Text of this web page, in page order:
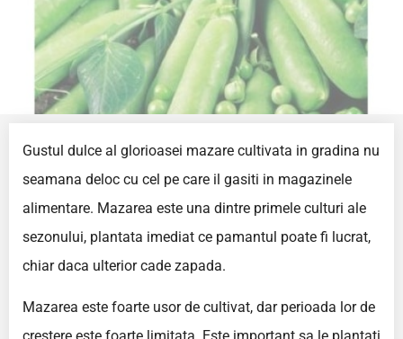
Gustul dulce al glorioasei mazare cultivata in gradina nu
seamana deloc cu cel pe care il gasiti in magazinele
alimentare. Mazarea este una dintre primele culturi ale
sezonului, plantata imediat ce pamantul poate fi lucrat,
chiar daca ulterior cade zapada.
Mazarea este foarte usor de cultivat, dar perioada lor de